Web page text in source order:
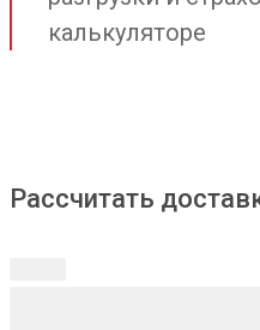
калькуляторе
Рассчитать